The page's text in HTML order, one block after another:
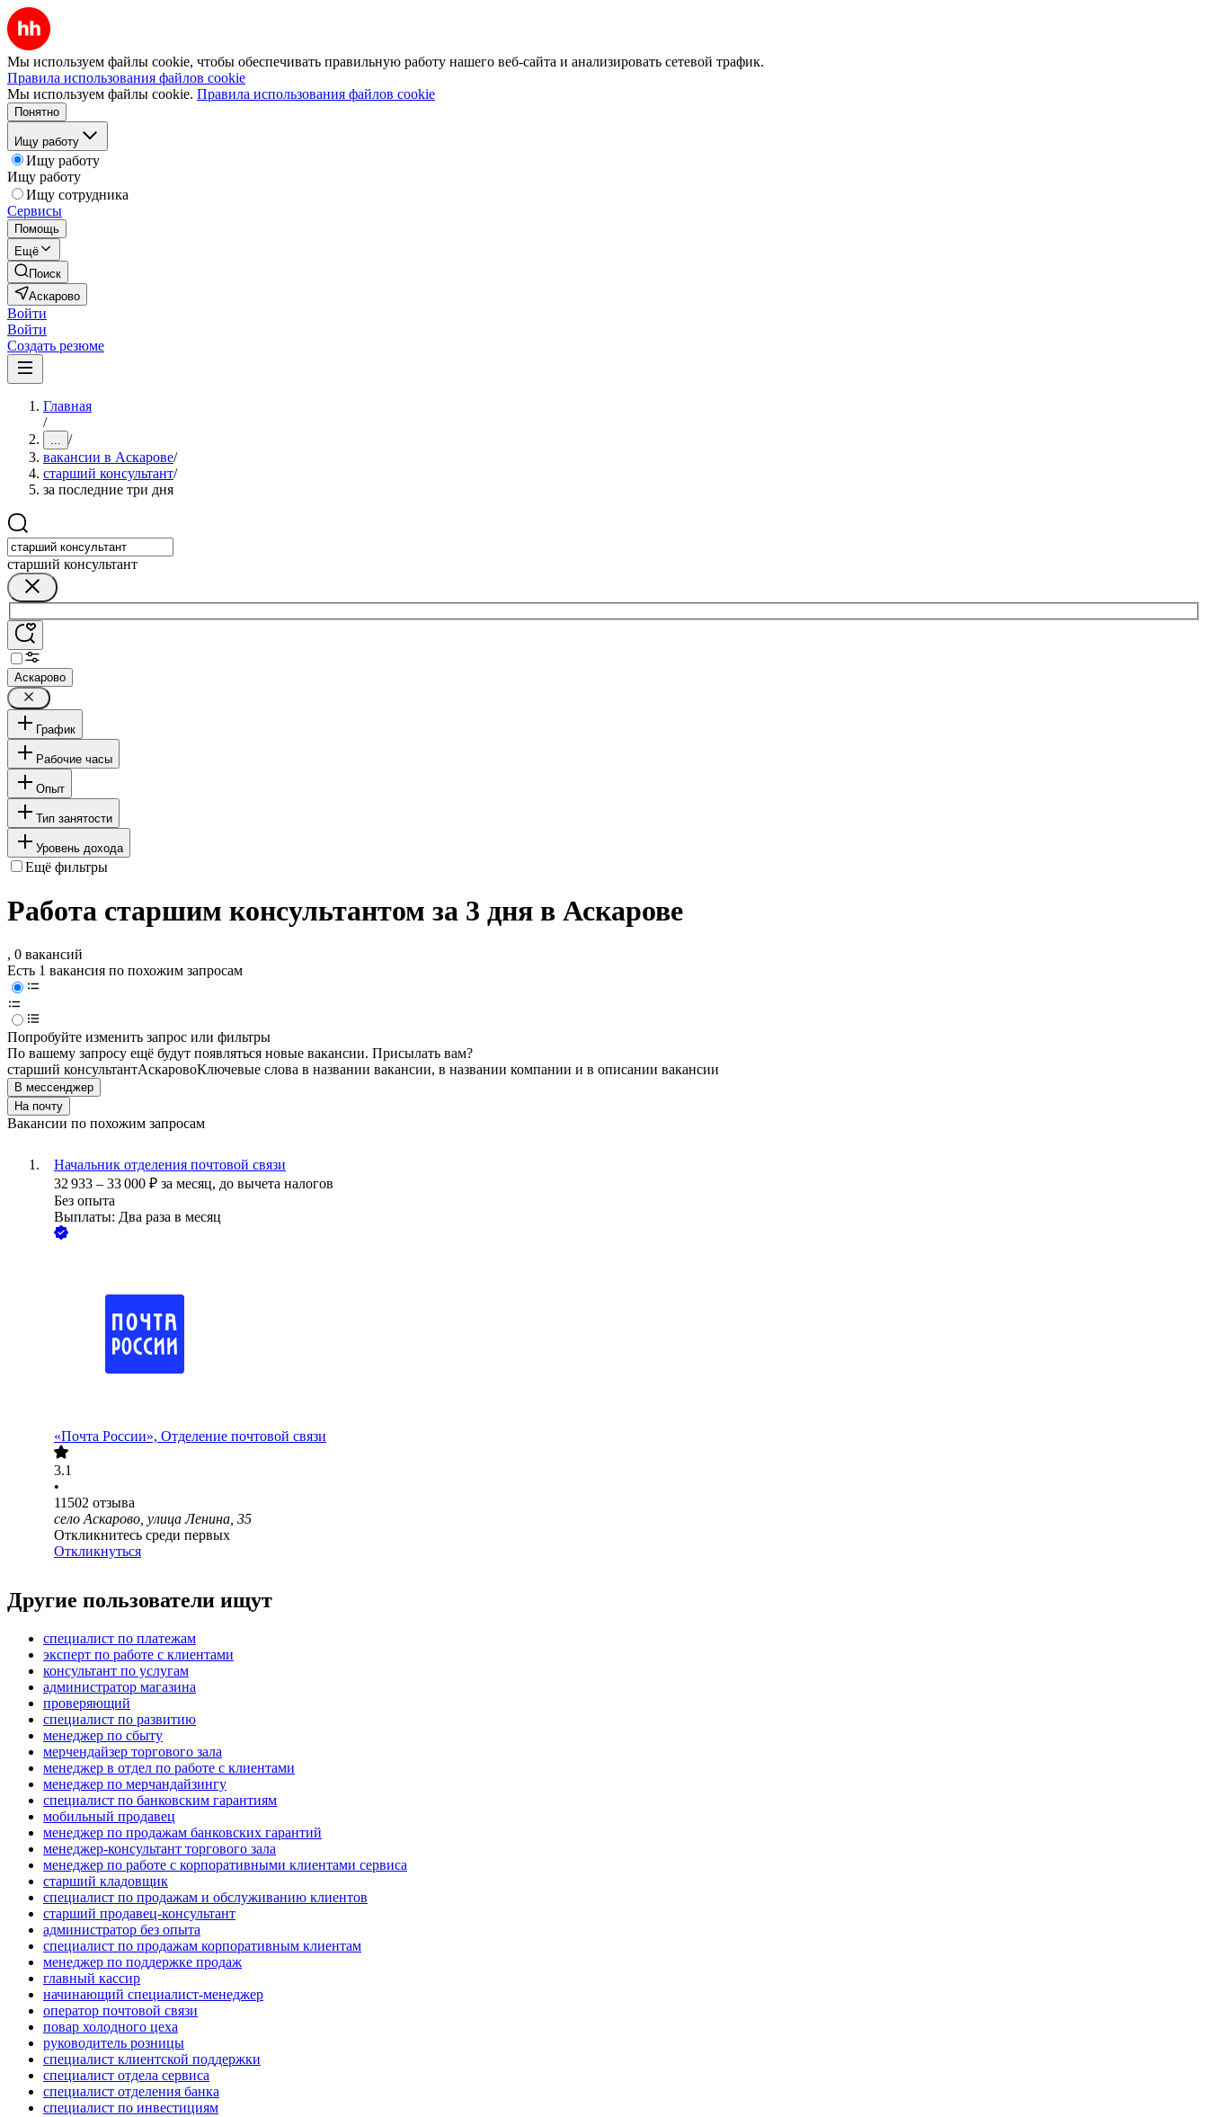
Мы используем файлы cookie, чтобы обеспечивать правильную работу нашего веб-сайта и анализировать сетевой трафик.
Правила использования файлов cookie
Мы используем файлы cookie. Правила использования файлов cookie
Понятно
Ищу работу
Ищу работу
Ищу работу
Ищу сотрудника
Сервисы
Помощь
Ещё
Поиск
Аскарово
Войти
Войти
Создать резюме
Главная
/
... /
вакансии в Аскарове/
старший консультант/
за последние три дня
старший консультант
Аскарово
График
Рабочие часы
Опыт
Тип занятости
Уровень дохода
Ещё фильтры
Работа старшим консультантом за 3 дня в Аскарове
, 0 вакансий
Есть 1 вакансия по похожим запросам
Попробуйте изменить запрос или фильтры
По вашему запросу ещё будут появляться новые вакансии. Присылать вам?
старший консультантАскаровоКлючевые слова в названии вакансии, в названии компании и в описании вакансии
В мессенджер
На почту
Вакансии по похожим запросам
Начальник отделения почтовой связи
32 933 – 33 000 ₽ за месяц, до вычета налогов
Без опыта
Выплаты: Два раза в месяц
«Почта России», Отделение почтовой связи
3.1
•
11502 отзыва
село Аскарово, улица Ленина, 35
Откликнитесь среди первых
Откликнуться
Другие пользователи ищут
специалист по платежам
эксперт по работе с клиентами
консультант по услугам
администратор магазина
проверяющий
специалист по развитию
менеджер по сбыту
мерчендайзер торгового зала
менеджер в отдел по работе с клиентами
менеджер по мерчандайзингу
специалист по банковским гарантиям
мобильный продавец
менеджер по продажам банковских гарантий
менеджер-консультант торгового зала
менеджер по работе с корпоративными клиентами сервиса
старший кладовщик
специалист по продажам и обслуживанию клиентов
старший продавец-консультант
администратор без опыта
специалист по продажам корпоративным клиентам
менеджер по поддержке продаж
главный кассир
начинающий специалист-менеджер
оператор почтовой связи
повар холодного цеха
руководитель розницы
специалист клиентской поддержки
специалист отдела сервиса
специалист отделения банка
специалист по инвестициям